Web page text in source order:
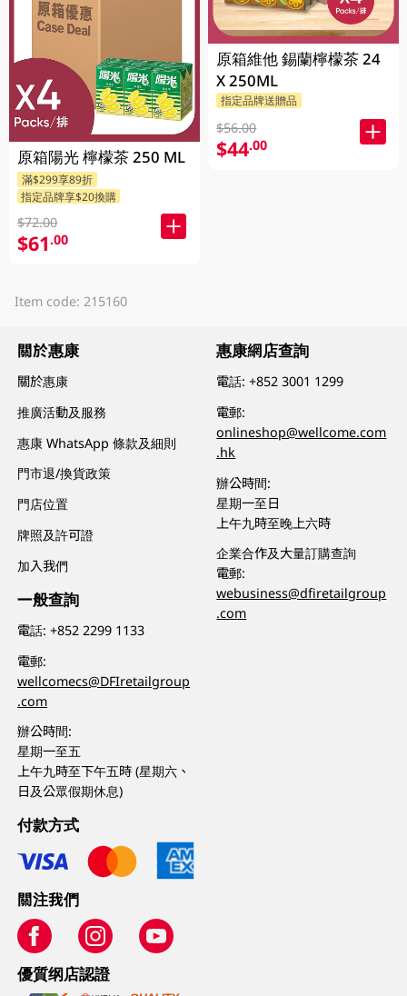
原箱陽光 檸檬茶 250 ML
滿$299享89折
指定品牌享$20換購
$72.00
$61.00
原箱維他 錫蘭檸檬茶 24
X 250ML
指定品牌送贈品
$56.00
$44.00
Item code: 215160
關於惠康
關於惠康
推廣活動及服務
惠康 WhatsApp 條款及細則
門市退/換貨政策
門店位置
牌照及許可證
加入我們
一般查詢
電話:+852 2299 1133
電郵:
wellcomecs@DFIretailgroup
.com
辦公時間:
星期一至五
上午九時至下午五時 (星期六、
日及公眾假期休息)
惠康網店查詢
電話:+852 3001 1299
電郵:
onlineshop@wellcome.com
.hk
辦公時間:
星期一至日
上午九時至晚上六時
企業合作及大量訂購查詢
電郵:
webusiness@dfiretailgroup
.com
付款方式
關注我們
優質纲店認證